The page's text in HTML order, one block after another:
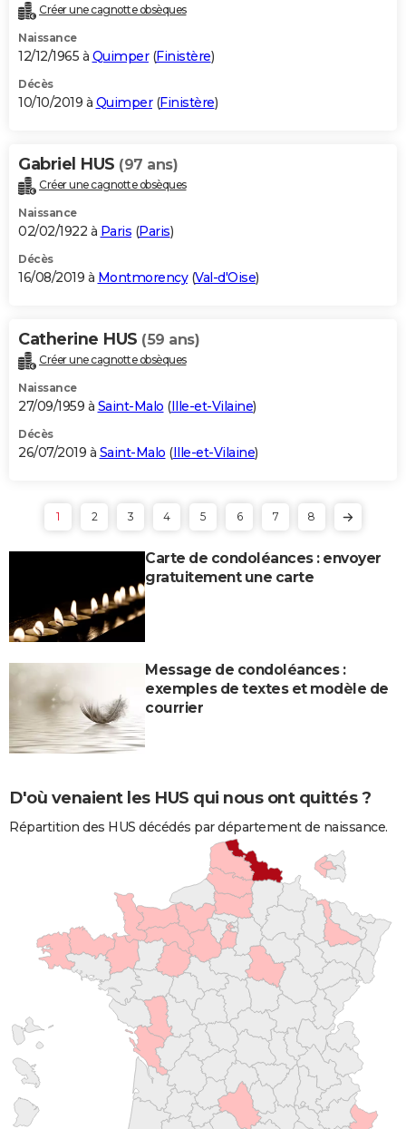
Créer une cagnotte obsèques
Naissance
12/12/1965 à Quimper(Finistère)
Décès
10/10/2019 à Quimper(Finistère)
Gabriel HUS (97 ans)
Créer une cagnotte obsèques
Naissance
02/02/1922 à Paris (Paris)
Décès
16/08/2019 à Montmorency(Val-d'Oise)
Catherine HUS (59 ans)
Créer une cagnotte obsèques
Naissance
27/09/1959 à Saint-Malo (Ille-et-Vilaine)
Décès
26/07/2019 à Saint-Malo (Ille-et-Vilaine)
1 2 3 4 5 6 7 8
Carte de condoléances : envoyer
gratuitement une carte
Message de condoléances :
exemples de textes et modèle de
courrier
D'où venaient les HUS qui nous ont quittés ?
Répartition des HUS décédés par département de naissance.